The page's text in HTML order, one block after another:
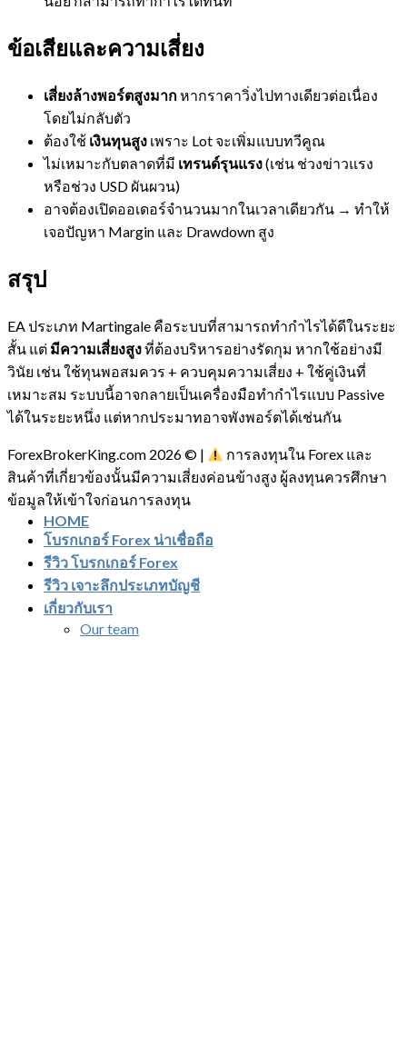
ข้อเสียและความเสี่ยง
เสี่ยงล้างพอร์ตสูงมากหากราคาวิ่งไปทางเดียวต่อเนื่อง
โดยไม่กลับตัว
ต้องใช้ เงินทุนสูง เพราะ Lot จะเพิ่มแบบทวีคูณ
ไม่เหมาะกับตลาดที่มี เทรนด์รุนแรง(เช่น ช่วงข่าวแรง
หรือช่วง USD ผันผวน)
อาจต้องเปิดออเดอร์จำนวนมากในเวลาเดียวกัน → ทำให้
เจอปัญหา Margin และ Drawdown สูง
สรุป
EA ประเภท Martingale คือระบบที่สามารถทำกำไรได้ดีในระยะ
สั้น แต่ มีความเสี่ยงสูงที่ต้องบริหารอย่างรัดกุม หากใช้อย่างมี
วินัย เช่น ใช้ทุนพอสมควร + ควบคุมความเสี่ยง + ใช้คู่เงินที่
เหมาะสม ระบบนี้อาจกลายเป็นเครื่องมือทำกำไรแบบ Passive
ได้ในระยะหนึ่ง แต่หากประมาทอาจพังพอร์ตได้เช่นกัน
ForexBrokerKing.com 2026 © |
การลงทุนใน Forex และ
สินค้าที่เกี่ยวข้องนั้นมีความเสี่ยงค่อนข้างสูง ผู้ลงทุนควรศึกษา
ข้อมูลให้เข้าใจก่อนการลงทุน
HOME
โบรกเกอร์ Forex น่าเชื่อถือ
รีวิว โบรกเกอร์ Forex
รีวิว เจาะลึกประเภทบัญชี
เกี่ยวกับเรา
Our team